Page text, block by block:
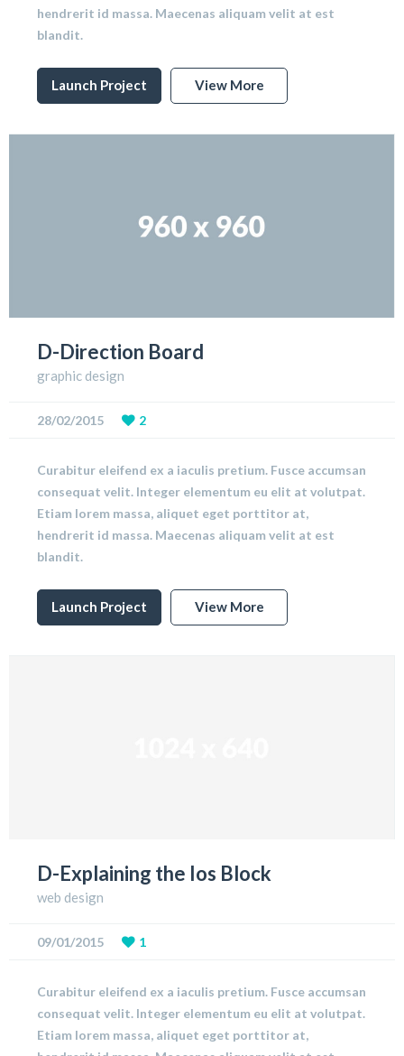
hendrerit id massa. Maecenas aliquam velit at est
blandit.
Launch Project View More
D-Direction Board
graphic design
28/02/2015 2
Curabitur eleifend ex a iaculis pretium. Fusce accumsan
consequat velit. Integer elementum eu elit at volutpat.
Etiam lorem massa, aliquet eget porttitor at,
hendrerit id massa. Maecenas aliquam velit at est
blandit.
Launch Project View More
D-Explaining the Ios Block
web design
09/01/2015 1
Curabitur eleifend ex a iaculis pretium. Fusce accumsan
consequat velit. Integer elementum eu elit at volutpat.
Etiam lorem massa, aliquet eget porttitor at,